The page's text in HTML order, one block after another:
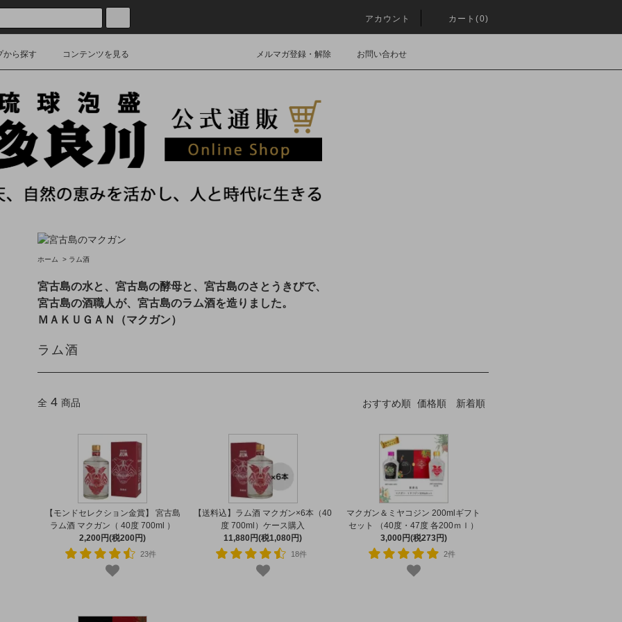
アカウント カート(0)
から探す コンテンツを見る メルマガ登録・解除 お問い合わせ
ホーム > ラム酒
宮古島の水と、宮古島の酵母と、宮古島のさとうきびで、
宮古島の酒職人が、宮古島のラム酒を造りました。
ＭＡＫＵＧＡＮ（マクガン）
ラム酒
全 4 商品 おすすめ順 価格順 新着順
【モンドセレクション金賞】 宮古島
ラム酒 マクガン（ 40度 700ml ）
2,200円(税200円)
23件
【送料込】ラム酒 マクガン×6本（40
度 700ml）ケース購入
11,880円(税1,080円)
18件
マクガン＆ミヤコジン 200mlギフト
セット （40度・47度 各200ｍｌ）
3,000円(税273円)
2件